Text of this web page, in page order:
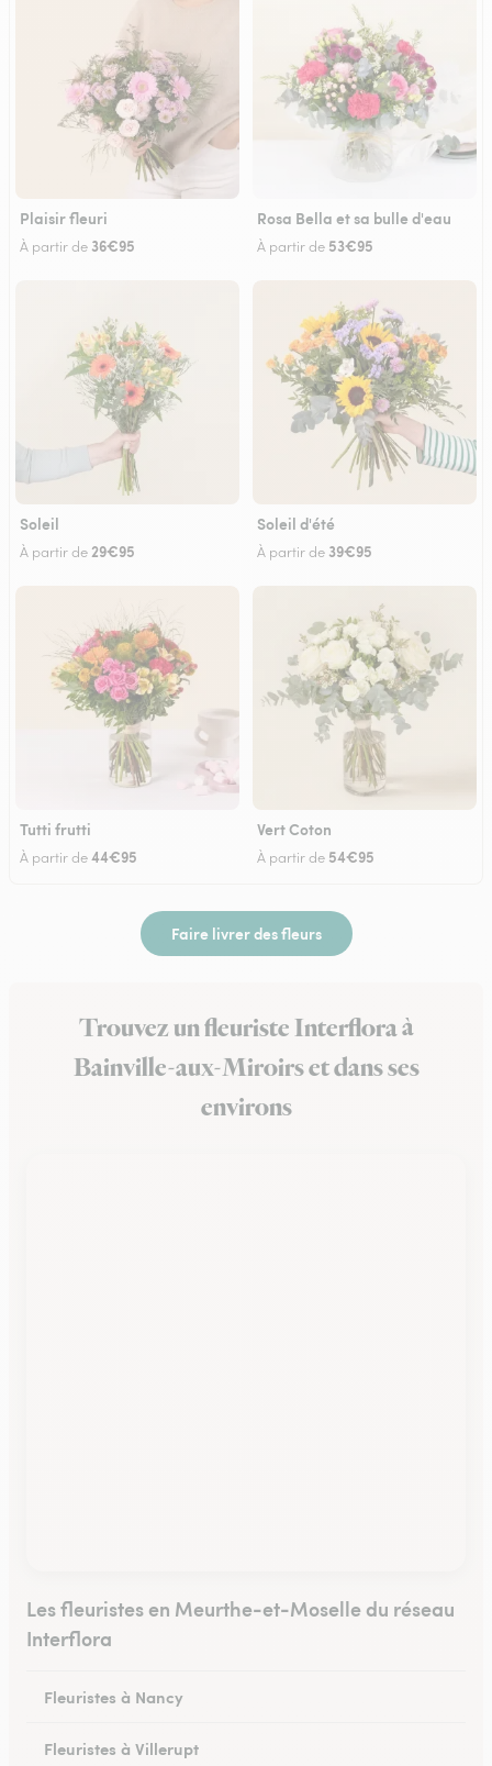
Plaisir fleuri
À partir de 36€95
Rosa Bella et sa bulle d'eau
À partir de 53€95
Soleil
À partir de29€95
Soleil d'été
À partir de 39€95
Tutti frutti
À partir de44€95
Vert Coton
À partir de 54€95
Faire livrer des fleurs
Trouvez un fleuriste Interflora à
Bainville-aux-Miroirs et dans ses
environs
Les fleuristes en Meurthe-et-Moselle du réseau
Interflora
Fleuristes à Nancy
Fleuristes à Villerupt